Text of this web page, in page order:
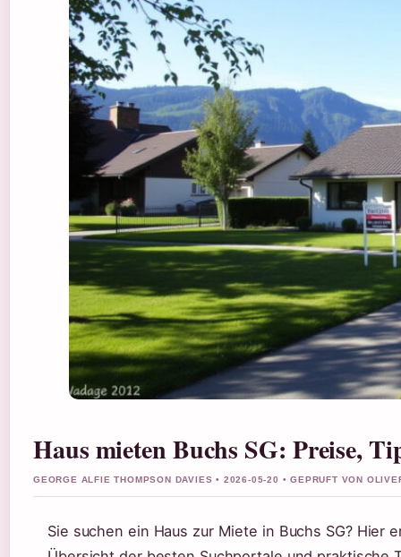
Haus mieten Buchs SG: Preise,
GEORGE ALFIE THOMPSON DAVIES • 2026-05-20 • GEPRUFT VON
Sie suchen ein Haus zur Miete in Buchs SG?